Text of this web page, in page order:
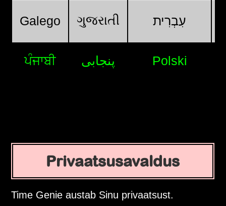
Galego ગુજરાતી עִבְרִית
ਪੰਜਾਬੀ پنجابی Polski
Privaatsusavaldus
Time Genie austab Sinu privaatsust.